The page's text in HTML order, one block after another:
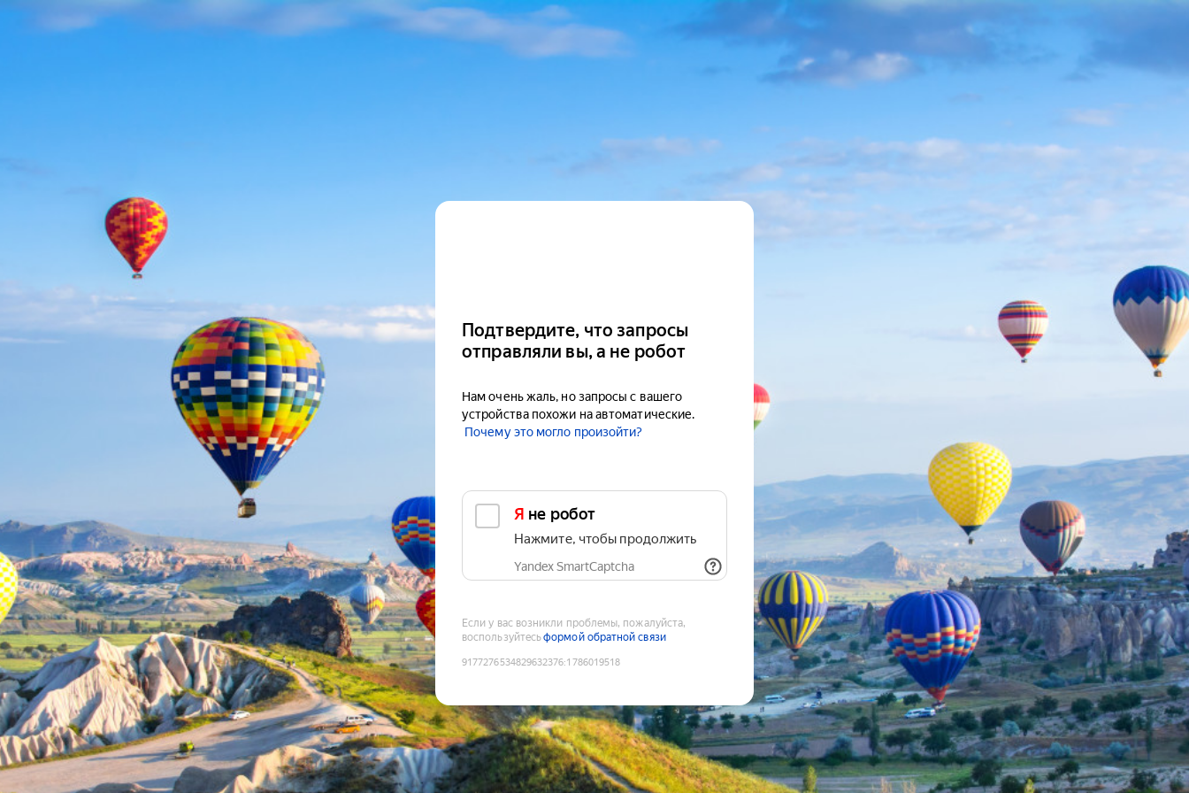
Подтвердите, что запросы
отправляли вы, а не робот
Нам очень жаль, но запросы с вашего
устройства похожи на автоматические.
Почему это могло произойти?
Я не робот
Нажмите, чтобы продолжить
Yandex SmartCaptcha
Если у вас возникли проблемы, пожалуйста,
воспользуйтесьформой обратной связи
9177276534829632376:1786019518